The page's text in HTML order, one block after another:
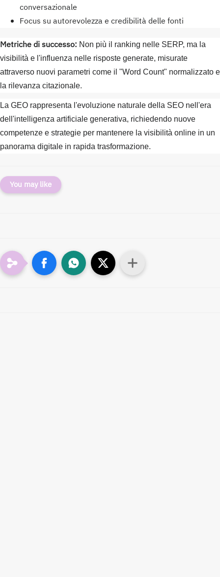
conversazionale
Focus su autorevolezza e credibilità delle fonti
Metriche di successo: Non più il ranking nelle SERP, ma la
visibilità e l'influenza nelle risposte generate, misurate
attraverso nuovi parametri come il "Word Count" normalizzato e
la rilevanza citazionale.
La GEO rappresenta l'evoluzione naturale della SEO nell'era
dell'intelligenza artificiale generativa, richiedendo nuove
competenze e strategie per mantenere la visibilità online in un
panorama digitale in rapida trasformazione.
You may like